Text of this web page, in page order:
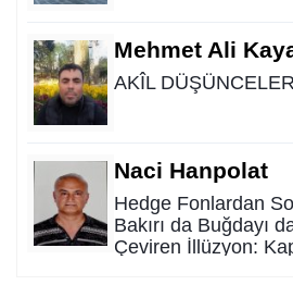
Mehmet Ali
AKÎL
Naci Hanpolat
Hedge Fonlardan
Bakırı da Buğdayı
Çeviren İllüzyon: